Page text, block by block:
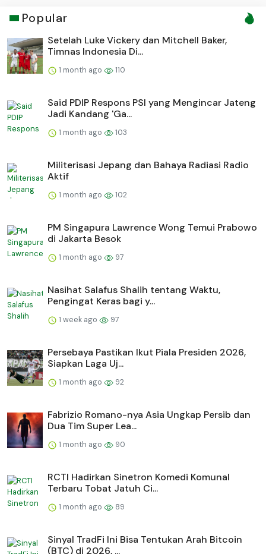
Popular
Setelah Luke Vickery dan Mitchell Baker,
Timnas Indonesia Di...
1 month ago 110
Said PDIP Respons PSI yang Mengincar Jateng
Jadi Kandang 'Ga...
1 month ago 103
Militerisasi Jepang dan Bahaya Radiasi Radio
Aktif
1 month ago 102
PM Singapura Lawrence Wong Temui Prabowo
di Jakarta Besok
1 month ago 97
Nasihat Salafus Shalih tentang Waktu,
Pengingat Keras bagi y...
1 week ago 97
Persebaya Pastikan Ikut Piala Presiden 2026,
Siapkan Laga Uj...
1 month ago 92
Fabrizio Romano-nya Asia Ungkap Persib dan
Dua Tim Super Lea...
1 month ago 90
RCTI Hadirkan Sinetron Komedi Komunal
Terbaru Tobat Jatuh Ci...
1 month ago 89
Sinyal TradFi Ini Bisa Tentukan Arah Bitcoin
(BTC) di 2026, ...